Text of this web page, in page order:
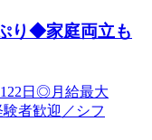
り◆家庭両立も